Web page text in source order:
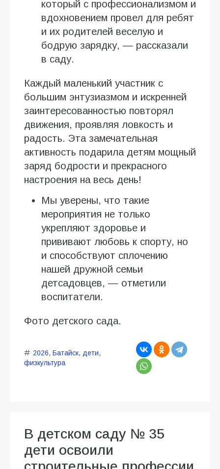
который с профессионализмом и
вдохновением провел для ребят
и их родителей веселую и
бодрую зарядку, — рассказали
в саду.
Каждый маленький участник с
большим энтузиазмом и искренней
заинтересованностью повторял
движения, проявляя ловкость и
радость. Эта замечательная
активность подарила детям мощный
заряд бодрости и прекрасного
настроения на весь день!
Мы уверены, что такие
мероприятия не только
укрепляют здоровье и
прививают любовь к спорту, но
и способствуют сплочению
нашей дружной семьи
детсадовцев, — отметили
воспитатели.
Фото детского сада.
2026, Батайск, дети,
физкультура
В детском саду № 35
дети освоили